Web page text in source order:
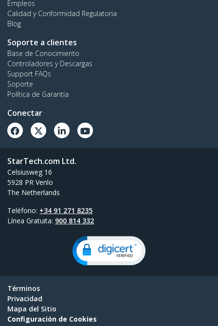
Empleos
Calidad y Conformidad Regulatoria
Blog
Soporte a clientes
Base de Conocimiento
Controladores y Descargas
Support FAQs
Soporte
Política de Garantía
Conectar
StarTech.com Ltd.
Celsiusweg 16
5928 PR Venlo
The Netherlands
Teléfono: +34 91 271 8235
Línea Gratuita: 900 814 332
Términos
Privacidad
Mapa del Sitio
Configuración de Cookies